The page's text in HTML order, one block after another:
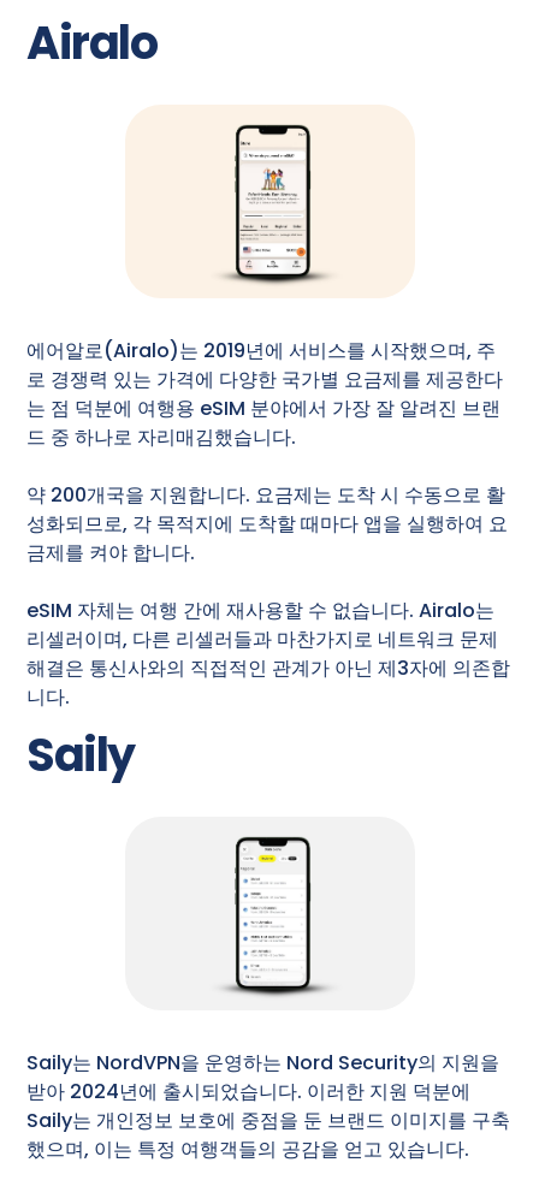
Airalo
에어알로(Airalo)는 2019년에 서비스를 시작했으며, 주
로 경쟁력 있는 가격에 다양한 국가별 요금제를 제공한다
는 점 덕분에 여행용 eSIM 분야에서 가장 잘 알려진 브랜
드 중 하나로 자리매김했습니다.
약 200개국을 지원합니다. 요금제는 도착 시 수동으로 활
성화되므로, 각 목적지에 도착할 때마다 앱을 실행하여 요
금제를 켜야 합니다.
eSIM 자체는 여행 간에 재사용할 수 없습니다. Airalo는
리셀러이며, 다른 리셀러들과 마찬가지로 네트워크 문제
해결은 통신사와의 직접적인 관계가 아닌 제3자에 의존합
니다.
Saily
Saily는 NordVPN을 운영하는 Nord Security의 지원을
받아 2024년에 출시되었습니다. 이러한 지원 덕분에
Saily는 개인정보 보호에 중점을 둔 브랜드 이미지를 구축
했으며, 이는 특정 여행객들의 공감을 얻고 있습니다.